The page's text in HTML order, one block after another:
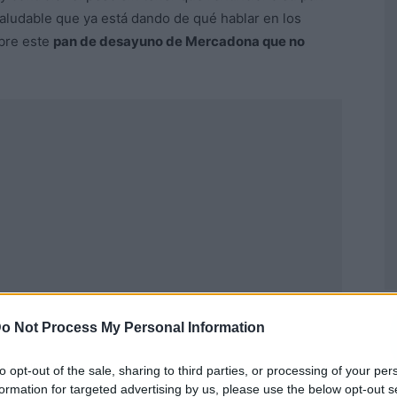
Not Process My Personal Information
opt-out of the sale, sharing to third parties, or processing of your
for targeted advertising by us, please use the below opt-out
que ya está dando de qué hablar en los
este pan de desayuno de Mercadona que no
Publicidad